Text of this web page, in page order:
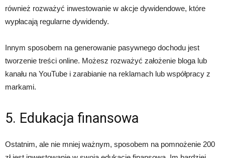
również rozważyć inwestowanie w akcje dywidendowe, które
wypłacają regularne dywidendy.
Innym sposobem na generowanie pasywnego dochodu jest
tworzenie treści online. Możesz rozważyć założenie bloga lub
kanału na YouTube i zarabianie na reklamach lub współpracy z
markami.
5. Edukacja finansowa
Ostatnim, ale nie mniej ważnym, sposobem na pomnożenie 200